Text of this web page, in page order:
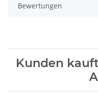
Bewertungen
Kunden